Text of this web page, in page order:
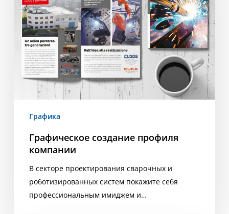
Графика
Графическое создание профиля
компании
В секторе проектирования сварочных и
роботизированных систем покажите себя
профессиональным имиджем и…